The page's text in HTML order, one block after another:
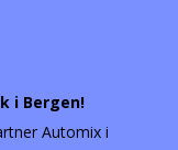
i Bergen!
Automix i